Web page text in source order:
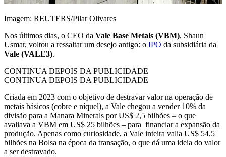
Imagem: REUTERS/Pilar Olivares
Nos últimos dias, o CEO da Vale Base Metals (VBM), Shaun
Usmar, voltou a ressaltar um desejo antigo: o IPO da subsidiária da
Vale (VALE3).
CONTINUA DEPOIS DA PUBLICIDADE
CONTINUA DEPOIS DA PUBLICIDADE
Criada em 2023 com o objetivo de destravar valor na operação de
metais básicos (cobre e níquel), a Vale chegou a vender 10% da
divisão para a Manara Minerals por US$ 2,5 bilhões – o que
avaliava a VBM em US$ 25 bilhões – para financiar a expansão da
produção. Apenas como curiosidade, a Vale inteira valia US$ 54,5
bilhões na Bolsa na época da transação, o que dá uma ideia do valor
a ser destravado.